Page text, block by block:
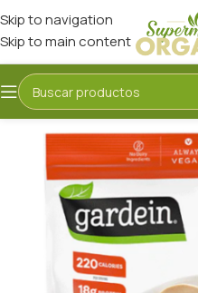
Skip to navigation
Skip to main content